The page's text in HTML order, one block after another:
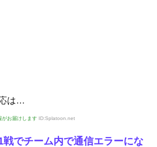
は…
がお届けします ID:Splatoon.net
戦でチーム内で通信エラーにな